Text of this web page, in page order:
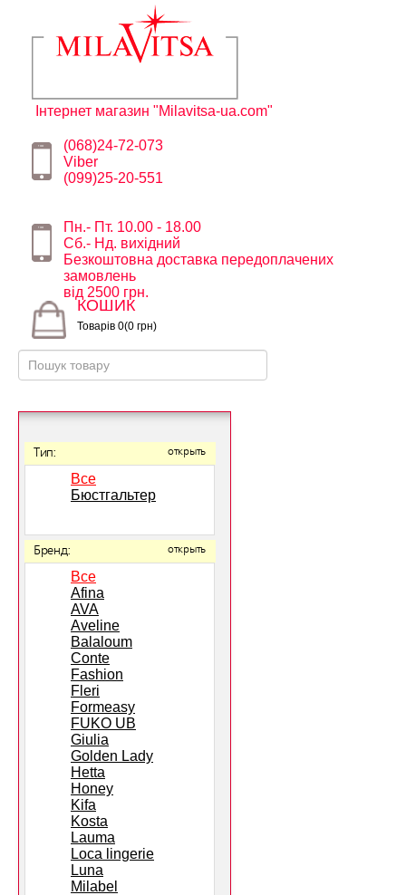
Інтернет магазин "Milavitsa-ua.com"
(068)24-72-073
Viber
(099)25-20-551
Пн.- Пт. 10.00 - 18.00
Сб.- Нд. вихідний
Безкоштовна доставка передоплачених
замовлень
від 2500 грн.
КОШИК
Товарів 0(0 грн)
Тип: открыть
Все
Бюстгальтер
Бренд: открыть
Все
Afina
AVA
Aveline
Balaloum
Conte
Fashion
Fleri
Formeasy
FUKO UB
Giulia
Golden Lady
Hetta
Honey
Kifa
Kosta
Lauma
Loca lingerie
Luna
Milabel